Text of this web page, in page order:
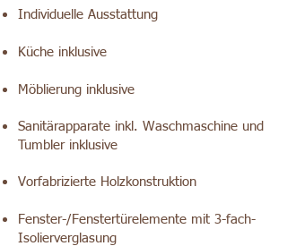
Individuelle Ausstattung
Küche inklusive
Möblierung inklusive
Sanitärapparate inkl. Waschmaschine und
Tumbler inklusive
Vorfabrizierte Holzkonstruktion
Fenster-/Fenstertürelemente mit 3-fach-
Isolierverglasung